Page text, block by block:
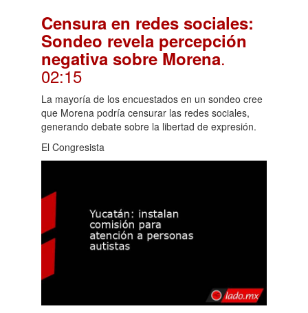
Censura en redes sociales:
Sondeo revela percepción
negativa sobre Morena.
02:15
La mayoría de los encuestados en un sondeo cree
que Morena podría censurar las redes sociales,
generando debate sobre la libertad de expresión.
El Congresista